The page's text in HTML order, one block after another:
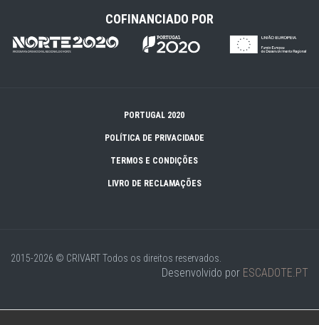
COFINANCIADO POR
PORTUGAL 2020
POLÍTICA DE PRIVACIDADE
TERMOS E CONDIÇÕES
LIVRO DE RECLAMAÇÕES
2015-2026 © CRIVARTTodos os direitos reservados.
Desenvolvido por ESCADOTE.PT